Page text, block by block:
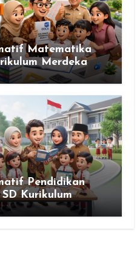
Matematika
Merdeka
Pendidikan
Kurikulum
Guru